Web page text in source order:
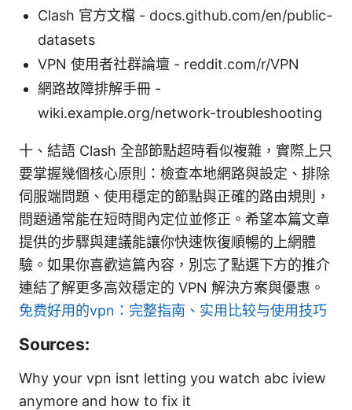
Clash 官方文檔 - docs.github.com/en/public-
datasets
VPN 使用者社群論壇 - reddit.com/r/VPN
網路故障排解手冊 -
wiki.example.org/network-troubleshooting
十、結語 Clash 全部節點超時看似複雜，實際上只
要掌握幾個核心原則：檢查本地網路與設定、排除
伺服端問題、使用穩定的節點與正確的路由規則，
問題通常能在短時間內定位並修正。希望本篇文章
提供的步驟與建議能讓你快速恢復順暢的上網體
驗。如果你喜歡這篇內容，別忘了點選下方的推介
連結了解更多高效穩定的 VPN 解決方案與優惠。
免费好用的vpn：完整指南、实用比较与使用技巧
Sources:
Why your vpn isnt letting you watch abc iview
anymore and how to fix it